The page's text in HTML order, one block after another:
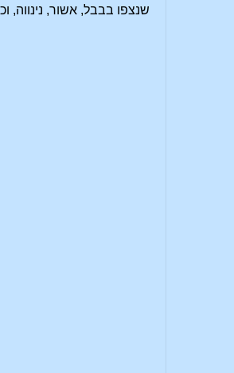
שנצפו בבבל, אשור,